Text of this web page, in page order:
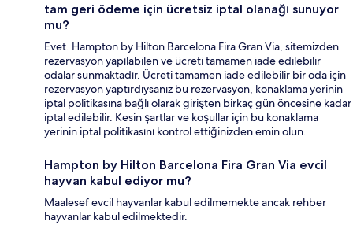
tam geri ödeme için ücretsiz iptal olanağı sunuyor
mu?
Evet. Hampton by Hilton Barcelona Fira Gran Via, sitemizden
rezervasyon yapılabilen ve ücreti tamamen iade edilebilir
odalar sunmaktadır. Ücreti tamamen iade edilebilir bir oda için
rezervasyon yaptırdıysanız bu rezervasyon, konaklama yerinin
iptal politikasına bağlı olarak girişten birkaç gün öncesine kadar
iptal edilebilir. Kesin şartlar ve koşullar için bu konaklama
yerinin iptal politikasını kontrol ettiğinizden emin olun.
Hampton by Hilton Barcelona Fira Gran Via evcil
hayvan kabul ediyor mu?
Maalesef evcil hayvanlar kabul edilmemekte ancak rehber
hayvanlar kabul edilmektedir.